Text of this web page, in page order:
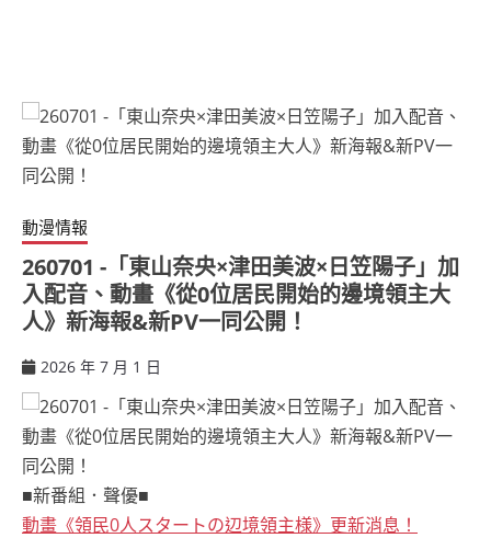
動漫情報
260701 -「東山奈央×津⽥美波×日笠陽子」加
入配音、動畫《從0位居民開始的邊境領主大
人》新海報&新PV一同公開！
2026 年 7 月 1 日
■新番組．聲優■
動畫《領民0人スタートの辺境領主様》更新消息！